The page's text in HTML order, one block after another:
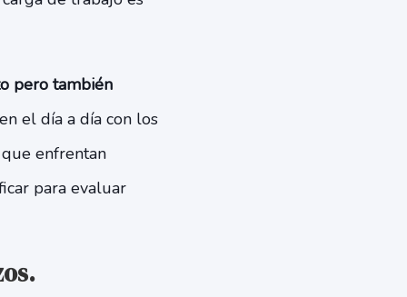
pero también
el día a día con los
enfrentan
para evaluar